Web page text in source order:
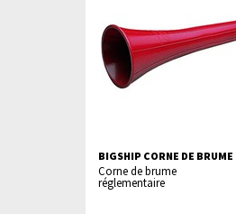
BIGSHIP CORNE DE BRUME
Corne de brume
réglementaire